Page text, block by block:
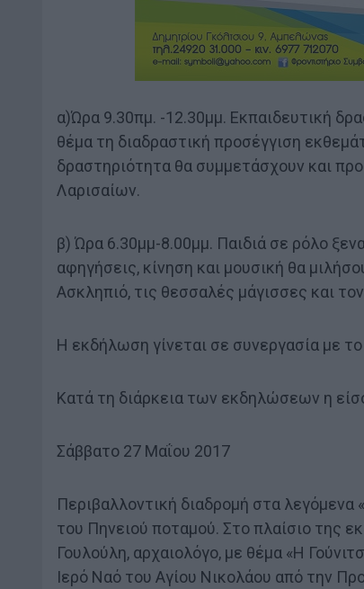
α)Ώρα 9.30πμ. -12.30μμ. Εκπαιδευτική
θέμα τη διαδραστική προσέγγιση
δραστηριότητα θα συμμετάσχουν και
Λαρισαίων.
β) Ώρα 6.30μμ-8.00μμ. Παιδιά σε ρόλο
αφηγήσεις, κίνηση και μουσική θα
Ασκληπιό, τις θεσσαλές μάγισσες και
Η εκδήλωση γίνεται σε συνεργασία με
Κατά τη διάρκεια των εκδηλώσεων η
Σάββατο 27 Μαΐου 2017
Περιβαλλοντική διαδρομή στα
του Πηνειού ποταμού. Στο πλαίσιο της
Γουλούλη, αρχαιολόγο, με θέμα «Η
Ιερό Ναό του Αγίου Νικολάου από την